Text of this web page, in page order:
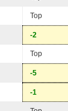
Top
-2
Top
-5
-1